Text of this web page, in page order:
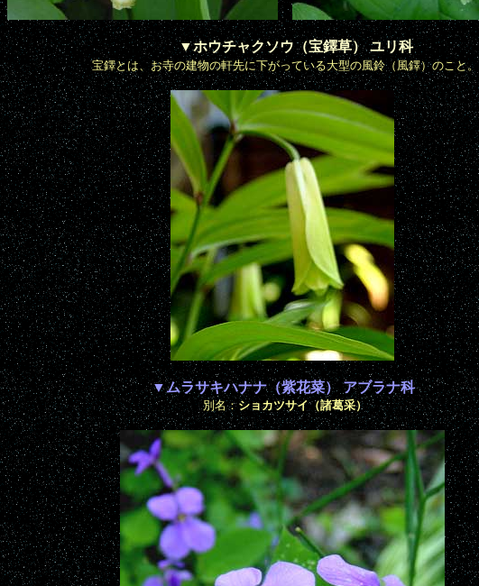
▼ホウチャクソウ（宝鐸草） ユリ科
宝鐸とは、お寺の建物の軒先に下がっている大型の風鈴（風鐸）のこと。
▼ムラサキハナナ（紫花菜） アブラナ科
別名： ショカツサイ（諸葛采）